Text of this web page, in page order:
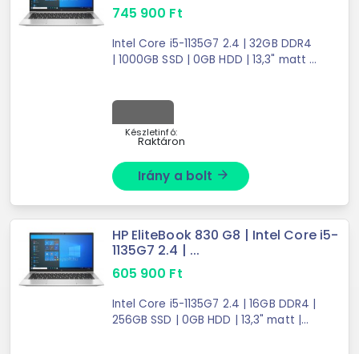
745 900 Ft
Intel Core i5-1135G7 2.4 | 32GB DDR4
| 1000GB SSD | 0GB HDD | 13,3" matt |
Készletinfó:
Raktáron
Irány a bolt arrow_forward
HP EliteBook 830 G8 | Intel Core i5-
1135G7 2.4 | ...
605 900 Ft
Intel Core i5-1135G7 2.4 | 16GB DDR4 |
256GB SSD | 0GB HDD | 13,3" matt |